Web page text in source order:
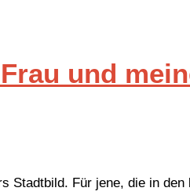
und
Stadtbild. Für jene, die in den